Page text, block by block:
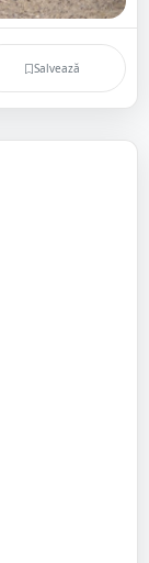
Salvează